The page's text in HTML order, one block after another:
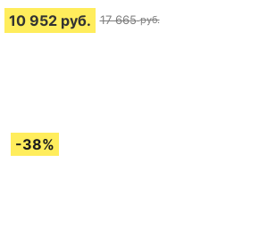
10 952 руб. 17 665 руб.